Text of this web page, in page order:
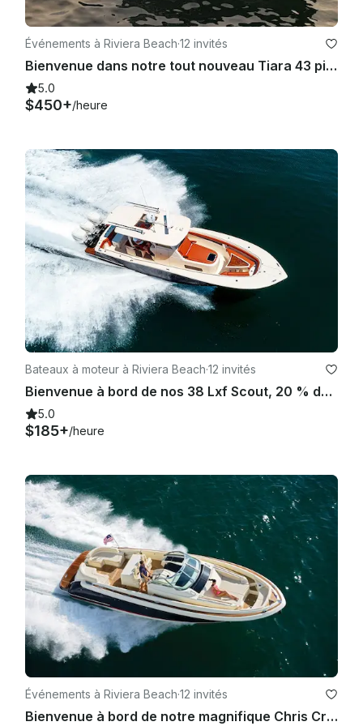
🔹 Sélection et paiement du capitaine
.  - Le capitaine doit satisfaire aux exigences minimales (par
exemple, licence, connaissances locales, assurance).
doit être payé séparément.
peut uniquement fournir une liste de recommandations.
- Le capitaine conserve l'entière autorité sur :
, la - sélection de l'itinéraire en fonction des conditions
météorologiques et maritimes
, - l'application de la sécurité des passagers
soyez explicite) :
la croisière
des frais supplémentaires Politique en
interdiction en cabine
Événements à Riviera Beach·12 invités
Bienvenue dans notre tout nouveau Tiara 43 pieds LS - Capitaine, équipage, carburant inclus
5.0
$450+/heure
Bateaux à moteur à Riviera Beach·12 invités
Bienvenue à bord de nos 38 Lxf Scout, 20 % de réduction sur tous les charters
5.0
$185+/heure
Événements à Riviera Beach·12 invités
Bienvenue à bord de notre magnifique Chris Craft Launch, 20 % de réduction sur tous les charters